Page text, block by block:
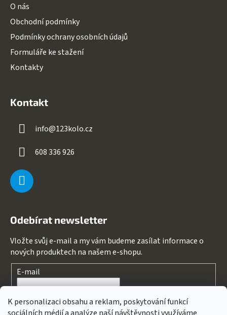
K personalizaci obsahu a reklam, poskytování funkcí
O nás
Obchodní podmínky
Podmínky ochrany osobních údajů
Formuláře ke stažení
Kontakty
Kontakt
info@123kolo.cz
608 336 926
Odebírat newsletter
Vložte svůj e-mail a my vám budeme zasílat informace o
nových produktech na našem e-shopu.
E-mail
Souhlasím spodmínkami ochrany osobních údajů